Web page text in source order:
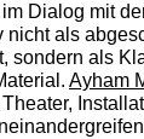
Dialog mit
nicht als
sondern als
Ayham